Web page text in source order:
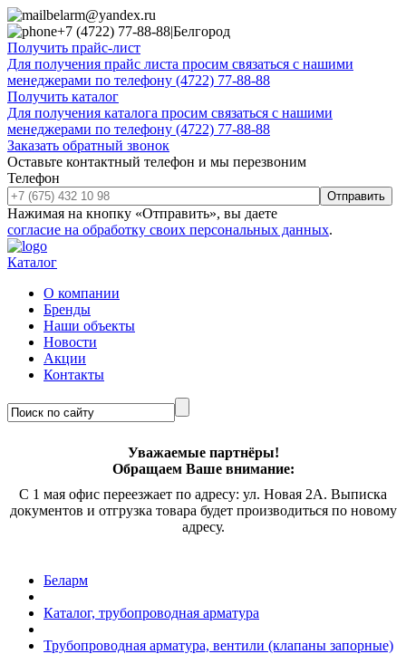
belarm@yandex.ru
+7 (4722) 77-88-88|Белгород
Получить прайс-лист
Для получения прайс листа просим связаться с нашими
менеджерами по телефону (4722) 77-88-88
Получить каталог
Для получения каталога просим связаться с нашими
менеджерами по телефону (4722) 77-88-88
Заказать обратный звонок
Оставьте контактный телефон и мы перезвоним
Телефон
Отправить
Нажимая на кнопку «Отправить», вы даете
согласие на обработку своих персональных данных.
Каталог
О компании
Бренды
Наши объекты
Новости
Акции
Контакты
Уважаемые партнёры!
Обращаем Ваше внимание:
С 1 мая офис переезжает по адресу: ул. Новая 2А. Выписка
документов и отгрузка товара будет производиться по новому
адресу.
Беларм
Каталог, трубопроводная арматура
Трубопроводная арматура, вентили (клапаны запорные)